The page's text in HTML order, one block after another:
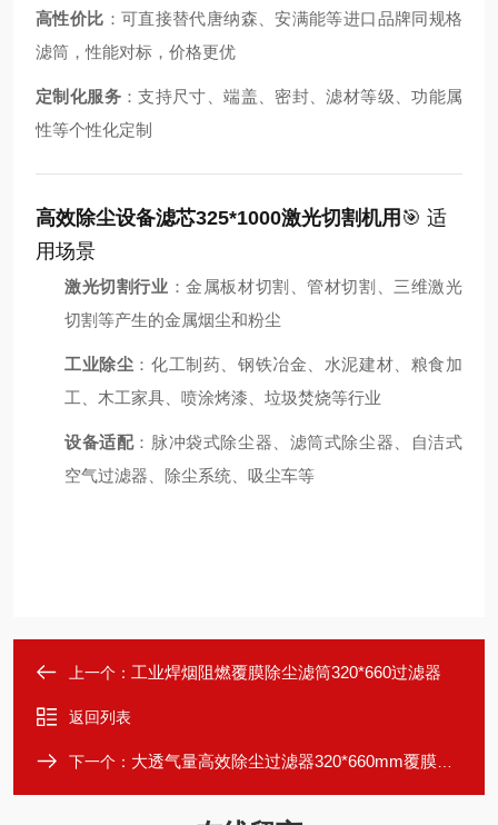
高性价比 ：可直接替代唐纳森、安满能等进口品牌同规格
滤筒，性能对标，价格更优
定制化服务：支持尺寸、端盖、密封、滤材等级、功能属
性等个性化定制
高效除尘设备滤芯325*1000激光切割机用 🎯 适
用场景
激光切割行业 ：金属板材切割、管材切割、三维激光
切割等产生的金属烟尘和粉尘
工业除尘 ：化工制药、钢铁冶金、水泥建材、粮食加
工、木工家具、喷涂烤漆、垃圾焚烧等行业
设备适配：脉冲袋式除尘器、滤筒式除尘器、自洁式
空气过滤器、除尘系统、吸尘车等
上一个： 工业焊烟阻燃覆膜除尘滤筒320*660过滤器
返回列表
下一个： 大透气量高效除尘过滤器320*660mm覆膜材质